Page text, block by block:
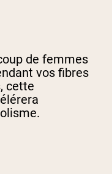
de femmes
vos fibres
cette